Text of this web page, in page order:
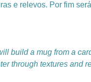
e relevos. Por fim
build a mug from a
through textures and